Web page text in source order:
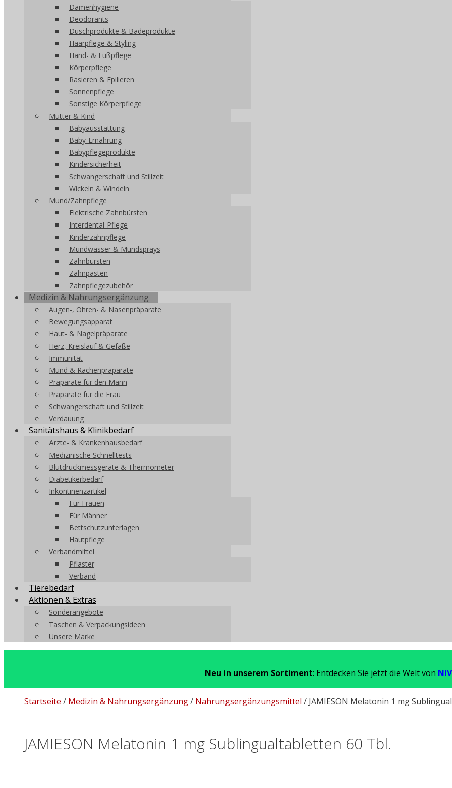
Damenhygiene
Deodorants
Duschprodukte & Badeprodukte
Haarpflege & Styling
Hand- & Fußpflege
Körperpflege
Rasieren & Epilieren
Sonnenpflege
Sonstige Körperpflege
Mutter & Kind
Babyausstattung
Baby-Ernährung
Babypflegeprodukte
Kindersicherheit
Schwangerschaft und Stillzeit
Wickeln & Windeln
Mund/Zahnpflege
Elektrische Zahnbürsten
Interdental-Pflege
Kinderzahnpflege
Mundwässer & Mundsprays
Zahnbürsten
Zahnpasten
Zahnpflegezubehör
Medizin & Nahrungsergänzung
Augen-, Ohren- & Nasenpräparate
Bewegungsapparat
Haut- & Nagelpräparate
Herz, Kreislauf & Gefäße
Immunität
Mund & Rachenpräparate
Präparate für den Mann
Präparate für die Frau
Schwangerschaft und Stillzeit
Verdauung
Sanitätshaus & Klinikbedarf
Ärzte- & Krankenhausbedarf
Medizinische Schnelltests
Blutdruckmessgeräte & Thermometer
Diabetikerbedarf
Inkontinenzartikel
Für Frauen
Für Männer
Bettschutzunterlagen
Hautpflege
Verbandmittel
Pflaster
Verband
Tierebedarf
Aktionen & Extras
Sonderangebote
Taschen & Verpackungsideen
Unsere Marke
Neu in unserem Sortiment: Entdecken Sie jetzt die Welt von
Startseite / Medizin & Nahrungsergänzung/ Nahrungsergänzungsmittel / JAMIESON Melatonin 1 mg
JAMIESON Melatonin 1 mg Sublingualtabletten 60 Tbl.